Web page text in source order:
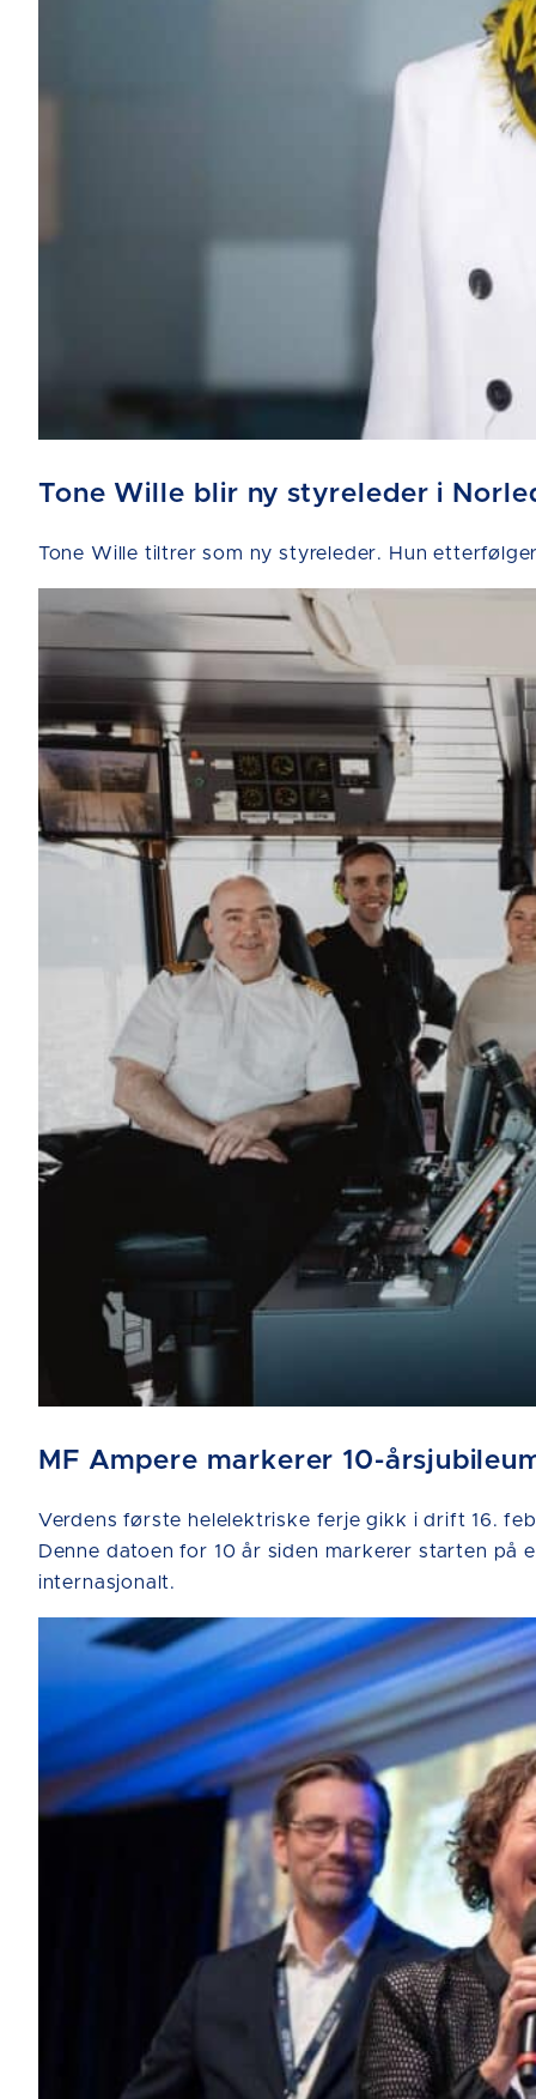
Tone Wille blir ny styreleder i
Tone Wille tiltrer som ny styreleder. Hun
MF Ampere markerer 10-
Verdens første helelektriske ferje gikk i drift 16.
Denne datoen for 10 år siden markerer starten
internasjonalt.